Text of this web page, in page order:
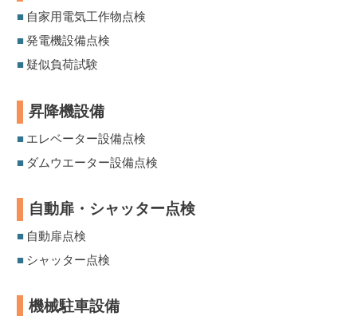
■ 自家用電気工作物点検
■ 発電機設備点検
■ 疑似負荷試験
昇降機設備
■ エレベーター設備点検
■ ダムウエーター設備点検
自動扉・シャッター点検
■ 自動扉点検
■ シャッター点検
機械駐車設備